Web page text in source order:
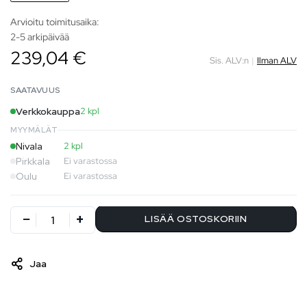
Arvioitu toimitusaika:
2-5 arkipäivää
239,04 € Sis. ALV:n | Ilman ALV
SAATAVUUS
Verkkokauppa2 kpl
MYYMÄLÄT
Nivala 2 kpl
Pirkkala Ei varastossa
Oulu Ei varastossa
LISÄÄ OSTOSKORIIN
Jaa